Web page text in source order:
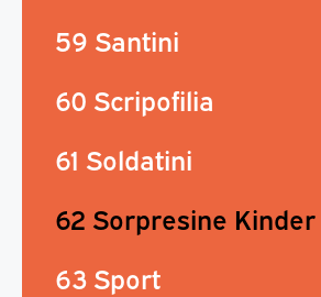
59 Santini
60 Scripofilia
61 Soldatini
62 Sorpresine Kinder
63 Sport